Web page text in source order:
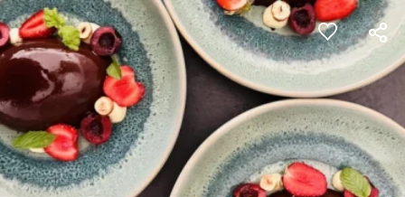
Panneau de gestion des cookies